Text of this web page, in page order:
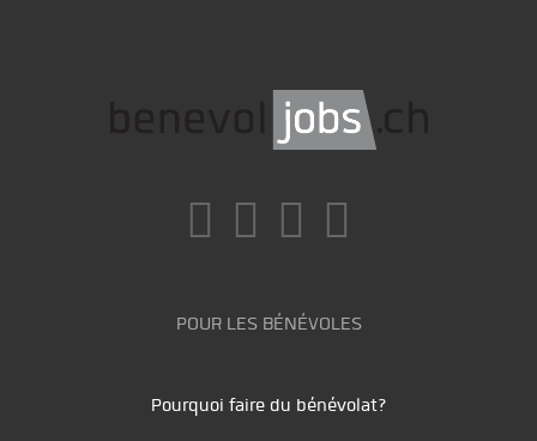
POUR LES BÉNÉVOLES
Pourquoi faire du bénévolat?